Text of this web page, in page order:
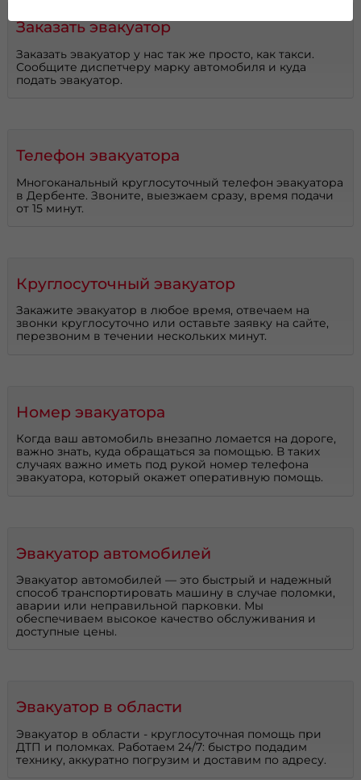
Заказать эвакуатор
Заказать эвакуатор у нас так же просто, как такси.
Сообщите диспетчеру марку автомобиля и куда
подать эвакуатор.
Телефон эвакуатора
Многоканальный круглосуточный телефон эвакуатора
в Дербенте. Звоните, выезжаем сразу, время подачи
от 15 минут.
Круглосуточный эвакуатор
Закажите эвакуатор в любое время, отвечаем на
звонки круглосуточно или оставьте заявку на сайте,
перезвоним в течении нескольких минут.
Номер эвакуатора
Когда ваш автомобиль внезапно ломается на дороге,
важно знать, куда обращаться за помощью. В таких
случаях важно иметь под рукой номер телефона
эвакуатора, который окажет оперативную помощь.
Эвакуатор автомобилей
Эвакуатор автомобилей — это быстрый и надежный
способ транспортировать машину в случае поломки,
аварии или неправильной парковки. Мы
обеспечиваем высокое качество обслуживания и
доступные цены.
Эвакуатор в области
Эвакуатор в области - круглосуточная помощь при
ДТП и поломках. Работаем 24/7: быстро подадим
технику, аккуратно погрузим и доставим по адресу.